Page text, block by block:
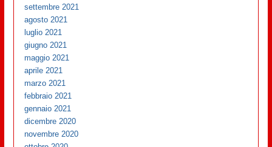
settembre 2021
agosto 2021
luglio 2021
giugno 2021
maggio 2021
aprile 2021
marzo 2021
febbraio 2021
gennaio 2021
dicembre 2020
novembre 2020